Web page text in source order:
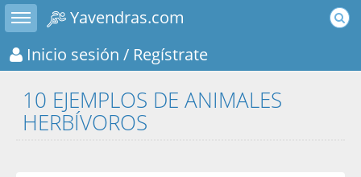
Toggle sidebar
Yavendras.com
Inicio sesión / Regístrate
10 EJEMPLOS DE ANIMALES
HERBÍVOROS